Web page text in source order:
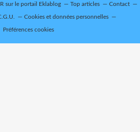
sur le portail Eklablog Top articles Contact
Cookies et données personnelles
Préférences cookies